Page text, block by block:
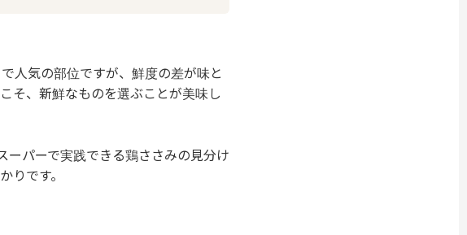
人気の部位ですが、鮮度の差が味と
そ、新鮮なものを選ぶことが美味し
ーパーで実践できる鶏ささみの見分け
りです。